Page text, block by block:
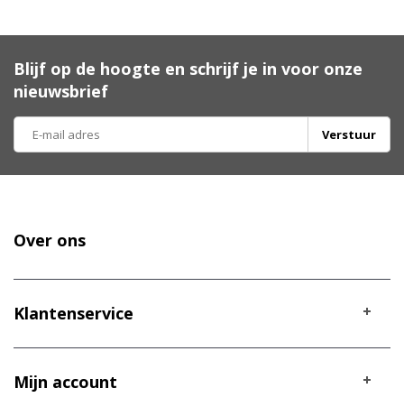
Blijf op de hoogte en schrijf je in voor onze
nieuwsbrief
Verstuur
Over ons
Klantenservice
Mijn account